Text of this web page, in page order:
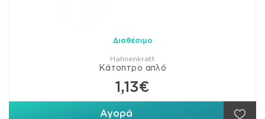
Διαθέσιμο
Hahnenkratt
Κάτοπτρο απλό
1,13€
Αγορά